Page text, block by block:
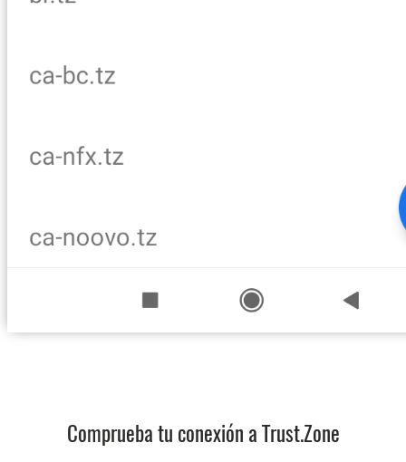
Comprueba tu conexión a Trust.Zone